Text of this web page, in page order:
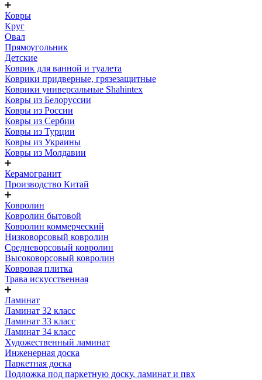
Ковры
Круг
Овал
Прямоугольник
Детские
Коврик для ванной и туалета
Коврики придверные, грязезащитные
Коврики универсальные Shahintex
Ковры из Белоруссии
Ковры из России
Ковры из Сербии
Ковры из Турции
Ковры из Украины
Ковры из Молдавии
Керамогранит
Производство Китай
Ковролин
Ковролин бытовой
Ковролин коммерческий
Низковорсовый ковролин
Средневорсовый ковролин
Высоковорсовый ковролин
Ковровая плитка
Трава искусственная
Ламинат
Ламинат 32 класс
Ламинат 33 класс
Ламинат 34 класс
Художественный ламинат
Инженерная доска
Паркетная доска
Подложка под паркетную доску, ламинат и пвх